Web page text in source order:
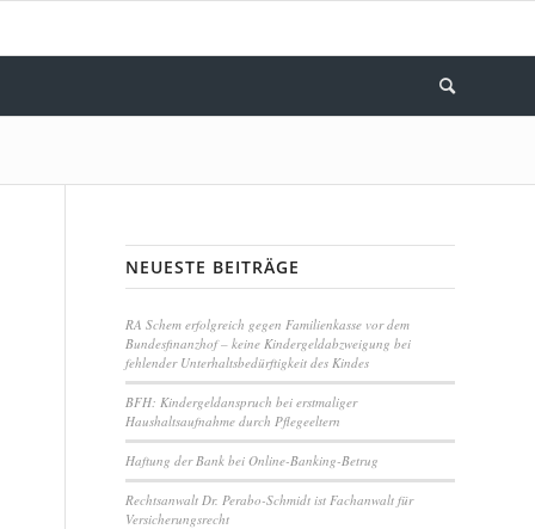
NEUESTE BEITRÄGE
RA Schem erfolgreich gegen Familienkasse vor dem
Bundesfinanzhof – keine Kindergeldabzweigung bei
fehlender Unterhaltsbedürftigkeit des Kindes
BFH: Kindergeldanspruch bei erstmaliger
Haushaltsaufnahme durch Pflegeeltern
Haftung der Bank bei Online-Banking-Betrug
Rechtsanwalt Dr. Perabo-Schmidt ist Fachanwalt für
Versicherungsrecht